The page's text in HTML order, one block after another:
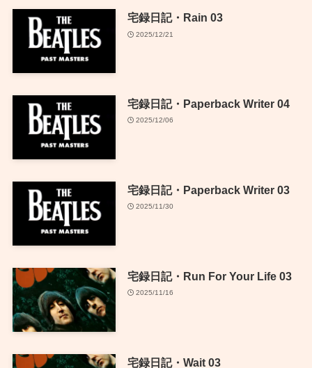
宅録日記・Rain 03
2025/12/21
宅録日記・Paperback Writer 04
2025/12/06
宅録日記・Paperback Writer 03
2025/11/30
宅録日記・Run For Your Life 03
2025/11/16
宅録日記・Wait 03